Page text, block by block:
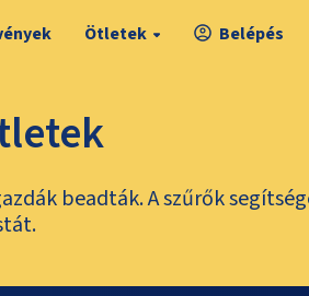
Ötletek Belépés
beadták. A szűrők